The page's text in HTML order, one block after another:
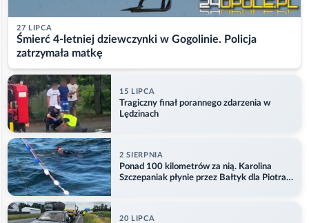
27 LIPCA
Śmierć 4-letniej dziewczynki w Gogolinie. Policja
zatrzymała matkę
15 LIPCA
Tragiczny finał porannego zdarzenia w
Lędzinach
2 SIERPNIA
Ponad 100 kilometrów za nią. Karolina
Szczepaniak płynie przez Bałtyk dla Piotra.
20 LIPCA